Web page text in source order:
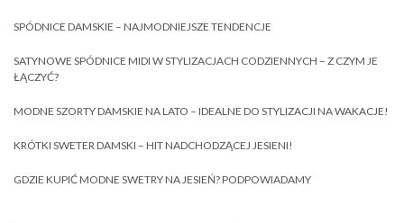
SPÓDNICE DAMSKIE – NAJMODNIEJSZE TENDENCJE
SATYNOWE SPÓDNICE MIDI W STYLIZACJACH CODZIENNYCH – Z CZYM JE
ŁĄCZYĆ?
MODNE SZORTY DAMSKIE NA LATO – IDEALNE DO STYLIZACJI NA WAKACJE!
KRÓTKI SWETER DAMSKI – HIT NADCHODZĄCEJ JESIENI!
GDZIE KUPIĆ MODNE SWETRY NA JESIEŃ? PODPOWIADAMY